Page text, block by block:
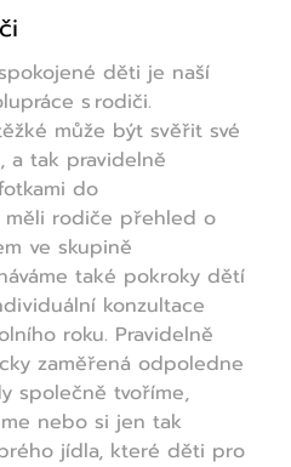
děti je naší
s rodiči.
může být svěřit své
a tak pravidelně
do
měli rodiče přehled o
ve skupině
také pokroky dětí
konzultace
roku. Pravidelně
zaměřená odpoledne
společně tvoříme,
nebo si jen tak
jídla, které děti pro